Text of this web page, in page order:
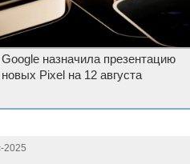
Google назначила презентацию
новых Pixel на 12 августа
2025